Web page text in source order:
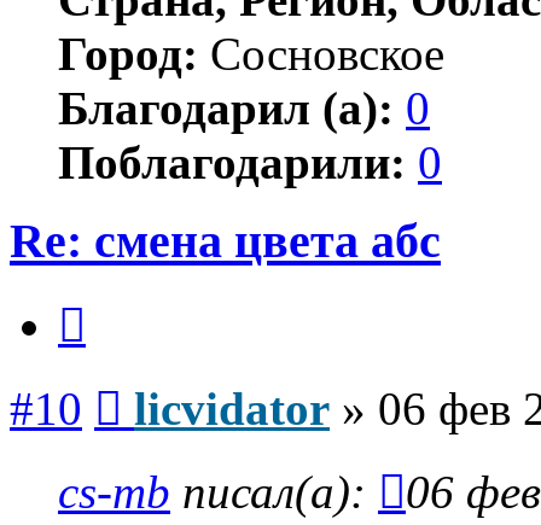
Город: Сосновское
Благодарил (а): 0
Поблагодарили: 0
Re: смена цвета абс
#10 licvidator » 06 фев
cs-mb писал(а):
06